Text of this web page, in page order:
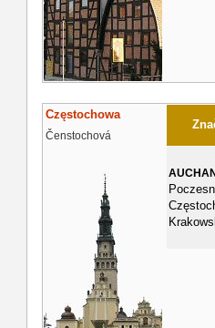
Częstochowa
Čenstochová